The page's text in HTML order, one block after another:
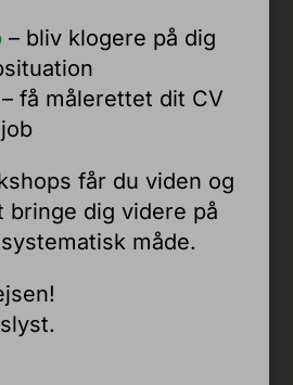
– bliv klogere på dig
få målerettet dit CV
får du viden og
dig videre på
måde.